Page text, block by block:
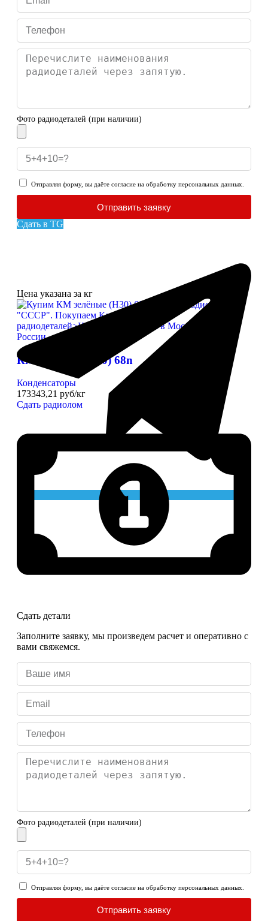
Фото радиодеталей (при наличии)
Отправляя форму, вы даёте согласие на обработку персональных данных.
Отправить заявку
Сдать в TG
Цена указана за кг
КМ зелёные (Н30) 68n
Конденсаторы
173343,21 руб/кг
Сдать радиолом
Сдать детали
Заполните заявку, мы произведем расчет и оперативно с
вами свяжемся.
Фото радиодеталей (при наличии)
Отправляя форму, вы даёте согласие на обработку персональных данных.
Отправить заявку